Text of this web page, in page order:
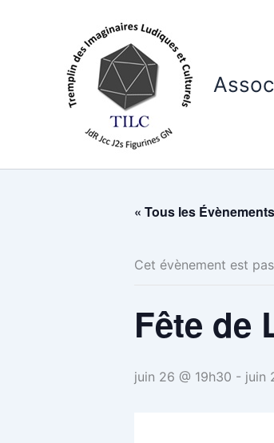
« Tous les Évènements
Cet évènement est
Fête de
juin 26 @ 19h30 - juin